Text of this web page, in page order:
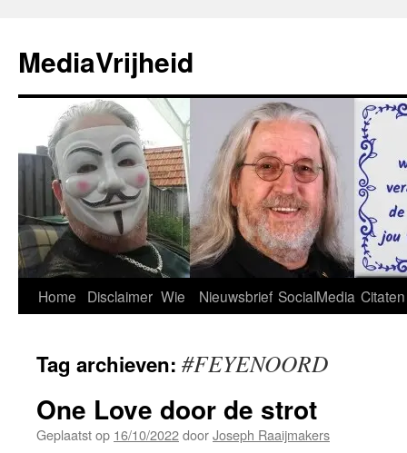
de
inhoud
MediaVrijheid
Home Disclaimer Wie Nieuwsbrief SocialMedia Citaten
Tag archieven: #FEYENOORD
One Love door de strot
Geplaatst op 16/10/2022doorJoseph Raaijmakers